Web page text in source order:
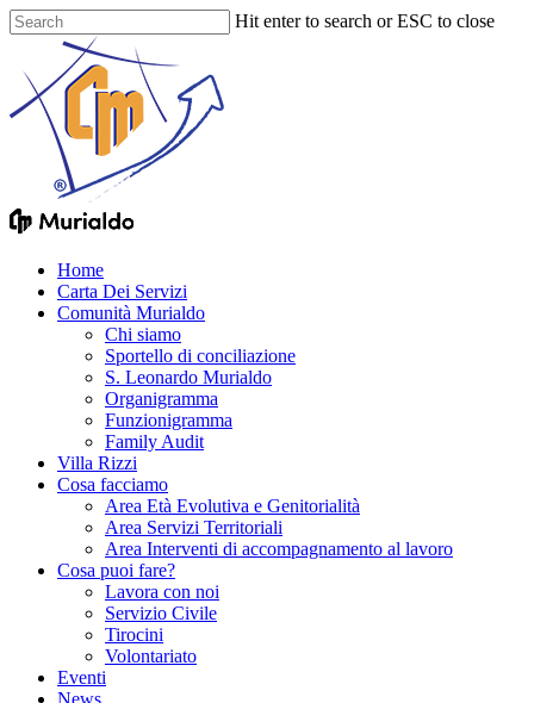
Skip
to
content
Hit enter to search or ESC to close
Menu
Home
Carta Dei Servizi
Comunità Murialdo
Chi siamo
Sportello di conciliazione
S. Leonardo Murialdo
Organigramma
Funzionigramma
Family Audit
Villa Rizzi
Cosa facciamo
Area Età Evolutiva e Genitorialità
Area Servizi Territoriali
Area Interventi di accompagnamento al lavoro
Cosa puoi fare?
Lavora con noi
Servizio Civile
Tirocini
Volontariato
Eventi
News